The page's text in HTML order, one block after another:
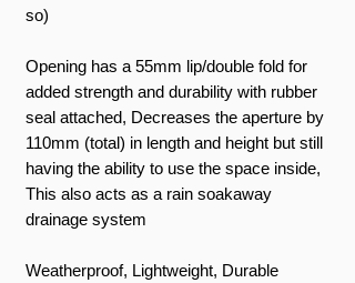
so)
Opening has a 55mm lip/double fold for
added strength and durability with rubber
seal attached, Decreases the aperture by
110mm (total) in length and height but still
having the ability to use the space inside,
This also acts as a rain soakaway
drainage system
Weatherproof, Lightweight, Durable